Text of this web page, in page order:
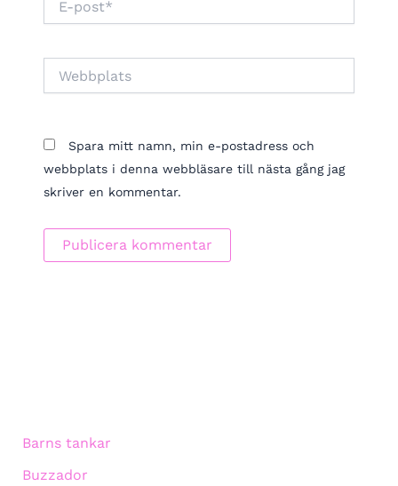
post*
Spara mitt namn, min e-postadress och
webbplats i denna webbläsare till nästa gång jag
skriver en kommentar.
Barns tankar
Buzzador